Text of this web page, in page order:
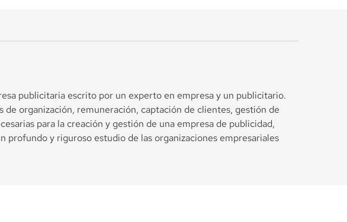
publicitaria escrito por un experto en empresa y un publicitario.
organización, remuneración, captación de clientes, gestión de
para la creación y gestión de una empresa de publicidad,
y riguroso estudio de las organizaciones empresariales